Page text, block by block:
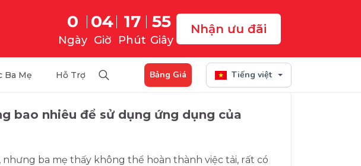
0
Ngày
04
Giờ
17
Phút
54
Giây
Nhận ưu đãi
Ba Mẹ Hỗ Trợ Bảng Giá Tiếng việt
Tìm kiếm
bao nhiêu để sử dụng ứng dụng của
nhưng ba mẹ thấy không thể hoàn thành việc tải, rất có